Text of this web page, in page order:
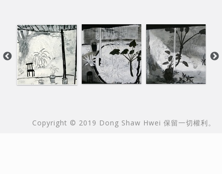
Copyright © 2019 Dong Shaw Hwei 保留一切權利。